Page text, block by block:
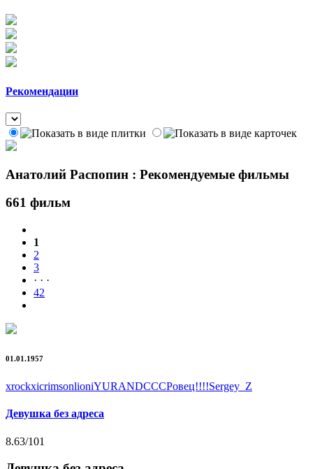
Рекомендации
Анатолий Распопин : Рекомендуемые фильмы
661 фильм
1
2
3
· · ·
42
01.01.1957
xrockxicrimsonlioniYURANDСССРовец!!!!Sergey_Z
Девушка без адреса
8.63/101